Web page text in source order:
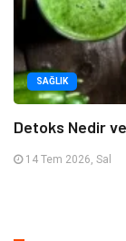
SAĞLIK
Detoks Nedir
14 Tem 2026, Sal